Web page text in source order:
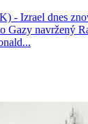
- Izrael dnes
Gazy navržený